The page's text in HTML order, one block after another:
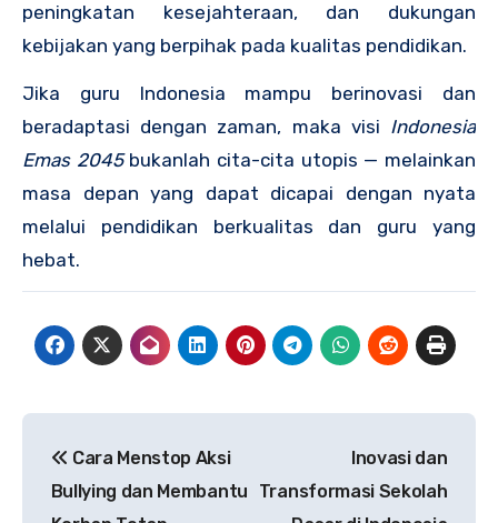
peningkatan kesejahteraan, dan dukungan
kebijakan yang berpihak pada kualitas pendidikan.
Jika guru Indonesia mampu berinovasi dan
beradaptasi dengan zaman, maka visi Indonesia
Emas 2045bukanlah cita-cita utopis — melainkan
masa depan yang dapat dicapai dengan nyata
melalui pendidikan berkualitas dan guru yang
hebat.
navigation
Cara Menstop Aksi
Bullying dan Membantu
Inovasi dan
Transformasi Sekolah